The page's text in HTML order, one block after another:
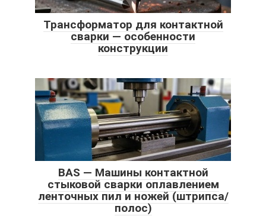
Трансформатор для контактной
сварки — особенности
конструкции
BAS — Машины контактной
стыковой сварки оплавлением
ленточных пил и ножей (штрипса/
полос)